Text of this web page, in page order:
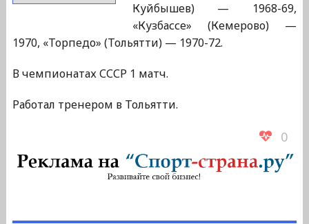
Куйбышев) — 1968-69,
«Кузбассе» (Кемерово) —
1970, «Торпедо» (Тольятти) — 1970-72.
В чемпионатах СССР 1 матч.
Работал тренером в Тольятти.
0